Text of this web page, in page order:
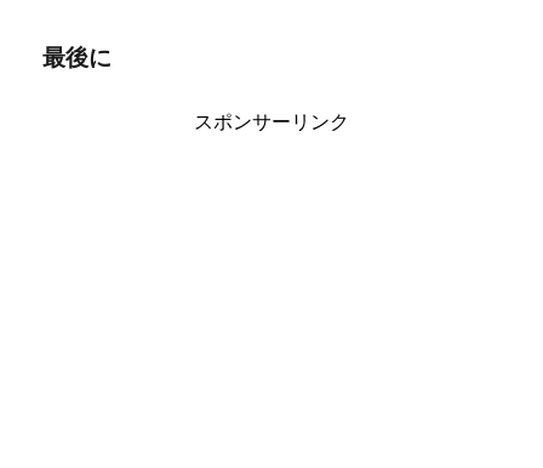
最後に
スポンサーリンク